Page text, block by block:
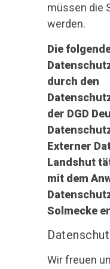
müssen die
werden.
Die
durch den
der DGD
Externer
Landshut
mit dem
Solmecke
Wir freuen